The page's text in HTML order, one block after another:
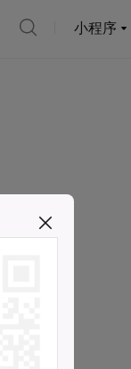
小程序